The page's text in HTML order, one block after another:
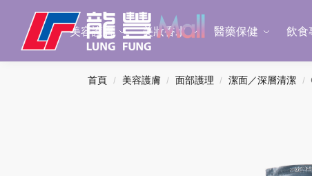
美容護膚 美妝香水 醫藥保健 飲食
Search
首頁 / 美容護膚 / 面部護理 / 潔面／深層清潔 /